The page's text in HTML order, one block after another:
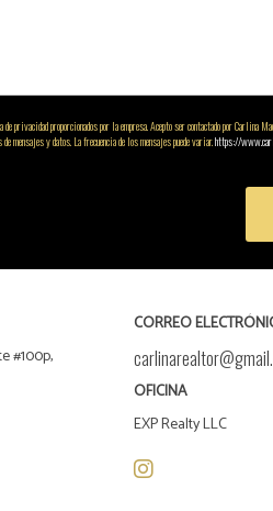
proporcionados por la empresa. Acepto ser contactado por Carlina
mensajes y datos. La frecuencia de los mensajes puede variar.https://
#100p,
CORREO
OFICINA
EXP Realty LLC